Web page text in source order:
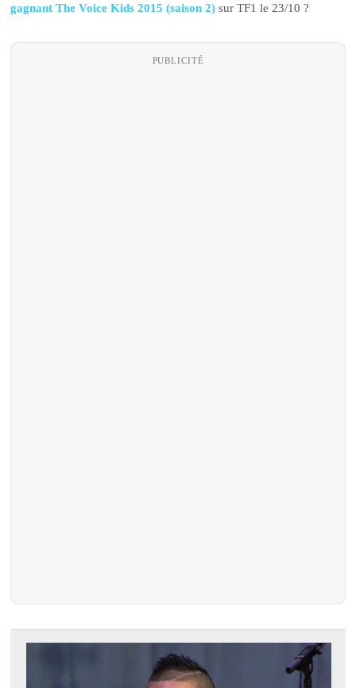
gagnant The Voice Kids 2015 (saison 2) sur TF1 le 23/10 ?
PUBLICITÉ